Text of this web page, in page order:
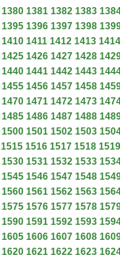
1380 1381 1382 1383
1395 1396 1397 1398
1410 1411 1412 1413 1414
1425 1426 1427 1428
1440 1441 1442 1443
1455 1456 1457 1458
1470 1471 1472 1473
1485 1486 1487 1488
1500 1501 1502 1503
1515 1516 1517 1518 1519
1530 1531 1532 1533
1545 1546 1547 1548
1560 1561 1562 1563
1575 1576 1577 1578
1590 1591 1592 1593
1605 1606 1607 1608
1620 1621 1622 1623